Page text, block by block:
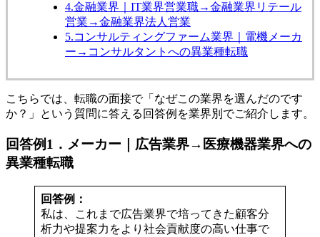
4.金融業界｜IT業界営業職→金融業界リテール
営業→金融業界法人営業
5.コンサルティングファーム業界｜電機メーカ
ー→コンサルタントへの異業種転職
こちらでは、転職の面接で「なぜこの業界を選んだのです
か？」という質問に答える回答例を業界別でご紹介します。
回答例1．メーカー｜広告業界→医療機器業界への
異業種転職
回答例：
私は、これまで広告業界で培ってきた顧客分
析力や提案力をより社会貢献度の高い仕事で